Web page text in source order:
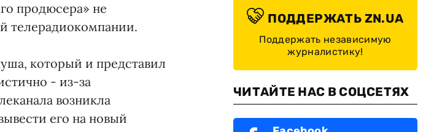
продюсера» не
телерадиокомпании.
который и представил
- из-за
возникла
его на новый
ПОДДЕРЖАТЬ ZN.UA
Поддержать независимую
журналистику!
ЧИТАЙТЕ НАС В СОЦСЕТЯХ